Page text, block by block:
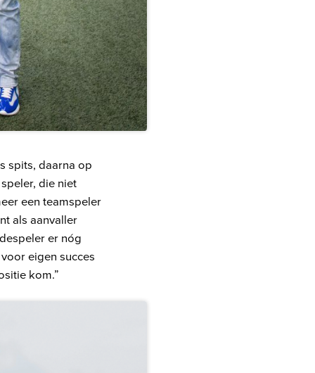
spits, daarna op
die niet
een teamspeler
als aanvaller
er nóg
eigen succes
kom.”